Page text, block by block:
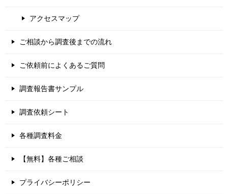
アクセスマップ
ご相談から調査後までの流れ
ご依頼前によくあるご質問
調査報告書サンプル
調査依頼シート
各種調査料金
【無料】各種ご相談
プライバシーポリシー